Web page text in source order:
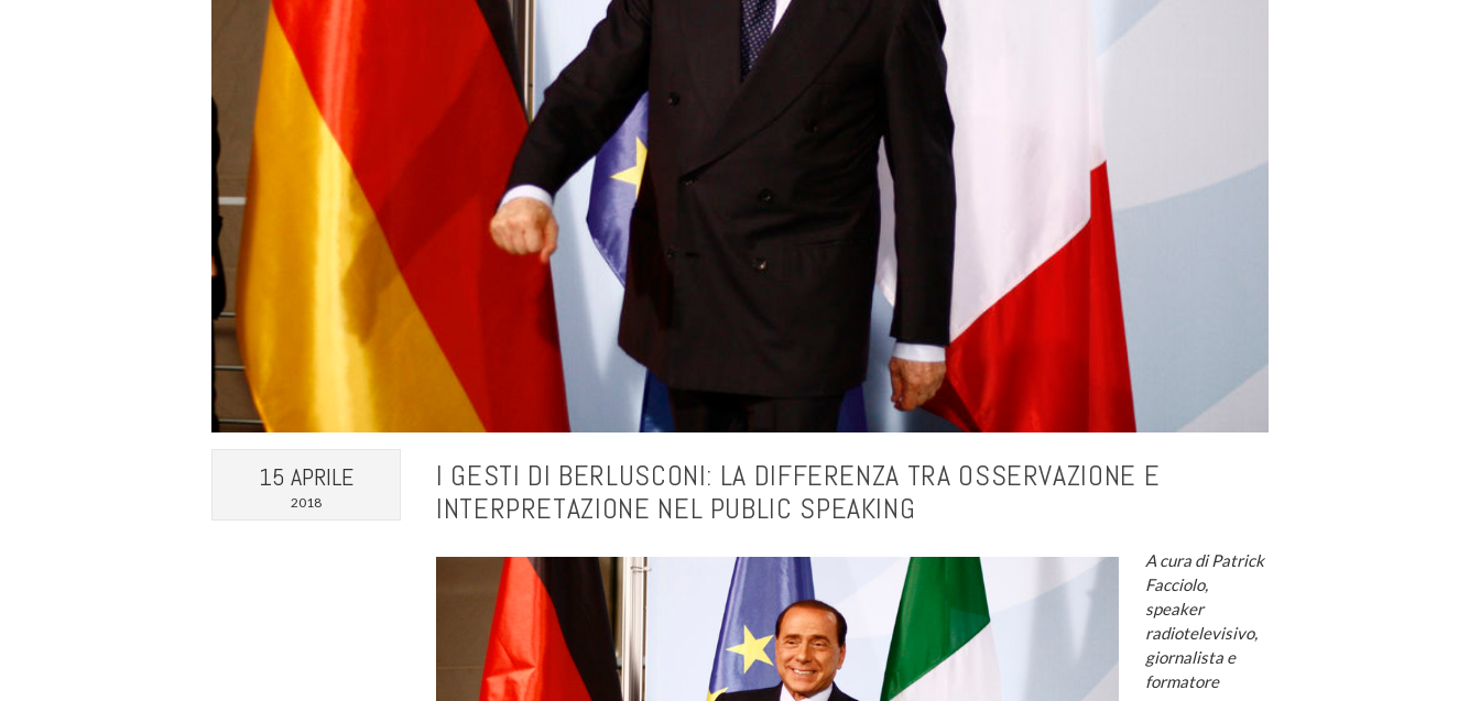
15 APRILE
2018
I GESTI DI BERLUSCONI: LA DIFFERENZA TRA OSSERVAZIONE E
INTERPRETAZIONE NEL PUBLIC SPEAKING
A cura di Patrick
Facciolo,
speaker
radiotelevisivo,
giornalista e
formatore